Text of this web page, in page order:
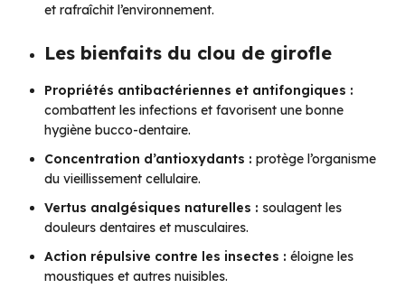
et rafraîchit l’environnement.
Les bienfaits du clou de girofle
Propriétés antibactériennes et antifongiques :
combattent les infections et favorisent une bonne
hygiène bucco-dentaire.
Concentration d’antioxydants : protège l’organisme
du vieillissement cellulaire.
Vertus analgésiques naturelles : soulagent les
douleurs dentaires et musculaires.
Action répulsive contre les insectes : éloigne les
moustiques et autres nuisibles.